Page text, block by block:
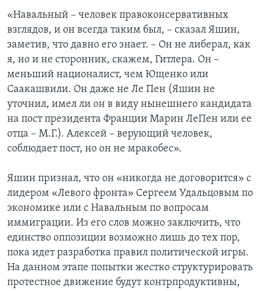
«Навальный – человек правоконсервативных
взглядов, и он всегда таким был, – сказал Яшин,
заметив, что давно его знает. – Он не либерал, как
я, но и не сторонник, скажем, Гитлера. Он –
меньший националист, чем Ющенко или
Саакашвили. Он даже не Ле Пен (Яшин не
уточнил, имел ли он в виду нынешнего кандидата
на пост президента Франции Марин ЛеПен или ее
отца – М.Г.). Алексей – верующий человек,
соблюдает пост, но он не мракобес».
Яшин признал, что он «никогда не договорится» с
лидером «Левого фронта» Сергеем Удальцовым по
экономике или с Навальным по вопросам
иммиграции. Из его слов можно заключить, что
единство оппозиции возможно лишь до тех пор,
пока идет разработка правил политической игры.
На данном этапе попытки жестко структурировать
протестное движение будут контрпродуктивны,